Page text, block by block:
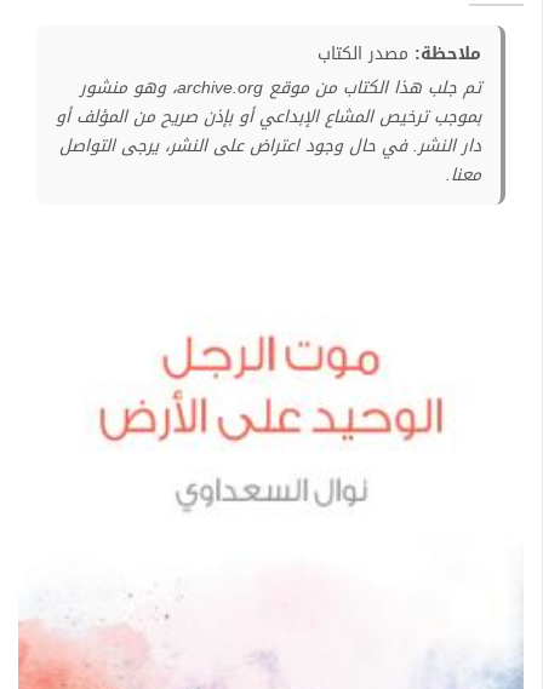
ملاحظة: مصدر الكتاب
تم جلب هذا الكتاب من موقع archive.org، وهو منشور
بموجب ترخيص المشاع الإبداعي أو بإذن صريح من المؤلف أو
دار النشر. في حال وجود اعتراض على النشر، يرجى التواصل
معنا.